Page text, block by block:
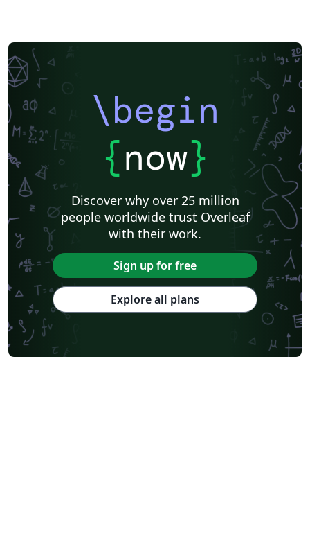
\begin
{now}
Discover why over 25 million
people worldwide trust Overleaf
with their work.
Sign up for free
Explore all plans